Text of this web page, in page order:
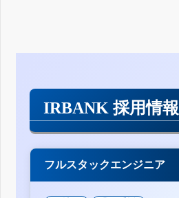
IRBANK 採用情報
フルスタックエンジニア